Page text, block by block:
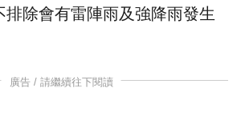
排除會有雷陣雨及強降雨發生
廣告 / 請繼續往下閱讀